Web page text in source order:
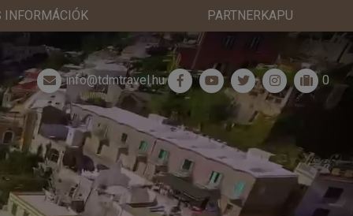
INFORMÁCIÓK PARTNERKAPU
info@tdmtravel.hu 0